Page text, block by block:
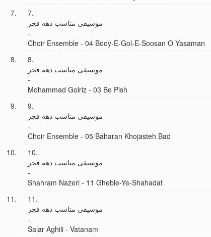
7.
موسیقی مناسب دهه فجر
-
Choir Ensemble - 04 Booy-E-Gol-E-Soosan O Yasaman
8.
موسیقی مناسب دهه فجر
-
Mohammad Golriz - 03 Be Pish
9.
موسیقی مناسب دهه فجر
-
Choir Ensemble - 05 Baharan Khojasteh Bad
10.
موسیقی مناسب دهه فجر
-
Shahram Nazeri - 11 Gheble-Ye-Shahadat
11.
موسیقی مناسب دهه فجر
-
Salar Aghili - Vatanam